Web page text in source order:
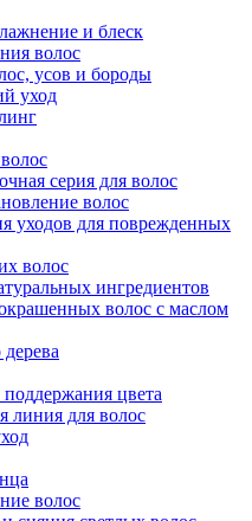
и блеск
волос
усов и бороды
уход
серия для волос
волос
уходов для поврежденных
волос
ингредиентов
волос с маслом
цвета
линия для волос
волос